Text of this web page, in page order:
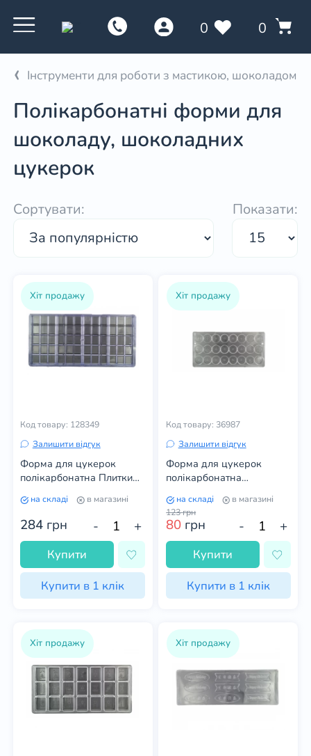
0 0
Інструменти для роботи з мастикою, шоколадом
Полікарбонатні форми для
шоколаду, шоколадних
цукерок
Сортувати: Показати:
Хіт продажу
Код товару: 128349
Залишити відгук
Форма для цукерок
полікарбонатна Плитки
на складі в магазині
284 грн - +
Купити
Купити в 1 клік
Хіт продажу
Код товару: 36987
Залишити відгук
Форма для цукерок
полікарбонатна
на складі
в магазині
123грн
80 грн - +
Купити
Купити в 1 клік
Хіт продажу Хіт продажу